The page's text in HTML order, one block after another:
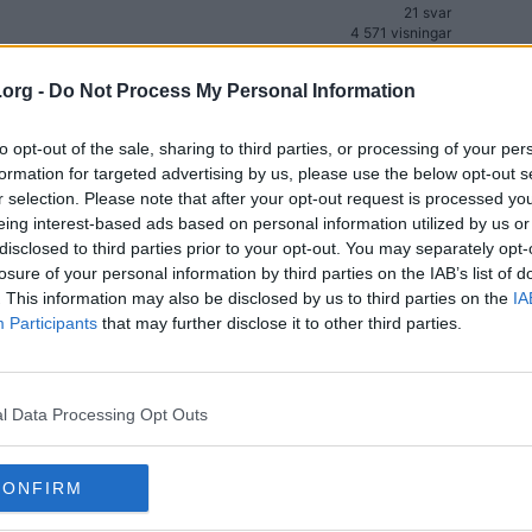
- Do Not Process My Personal Information
opt-out of the sale, sharing to third parties, or processing of your
for targeted advertising by us, please use the below opt-out
selection. Please note that after your opt-out request is processed
interest-based ads based on personal information utilized by us
to third parties prior to your opt-out. You may separately
of your personal information by third parties on the IAB’s list of
This information may also be disclosed by us to third parties on the
Participants that may further disclose it to other third parties.
Data Processing Opt Outs
21 svar
4 571 visningar
1 037 visningar
6 662 visningar
4 svar
1 266 visningar
43 svar
9 568 visningar
6 svar
1 857 visningar
(13)
154 svar